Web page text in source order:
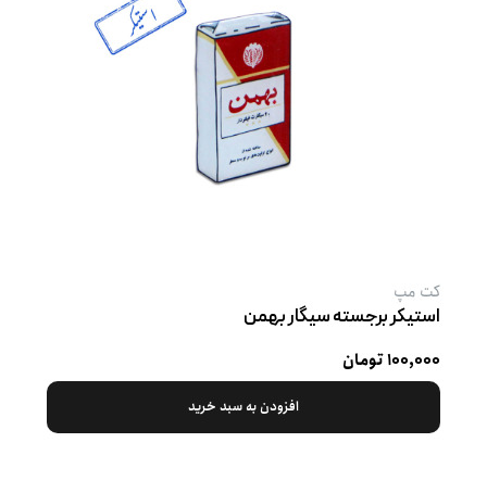
کت‌ مپ
استیکر برجسته سیگار بهمن
۱۰۰,۰۰۰ تومان
افزودن به سبد خرید